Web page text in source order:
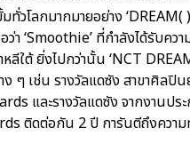
วโลกมากมายอย่าง
ว่า ‘Smoothie’ ที่กำลังได้รับค
หลีใต้ ยิ่งไปกว่านั้น ‘NCT
ง ๆ เช่น รางวัลแดซัง สาขาศิ
และรางวัลแดซัง จากงานป
ติดต่อกัน 2 ปี การันตีถึงความ